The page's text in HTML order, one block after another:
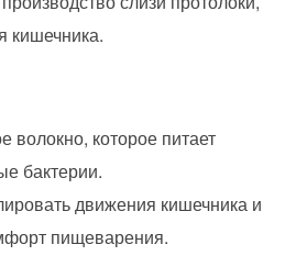
кишечника.
волокно, которое питает
бактерии.
движения кишечника и
пищеварения.